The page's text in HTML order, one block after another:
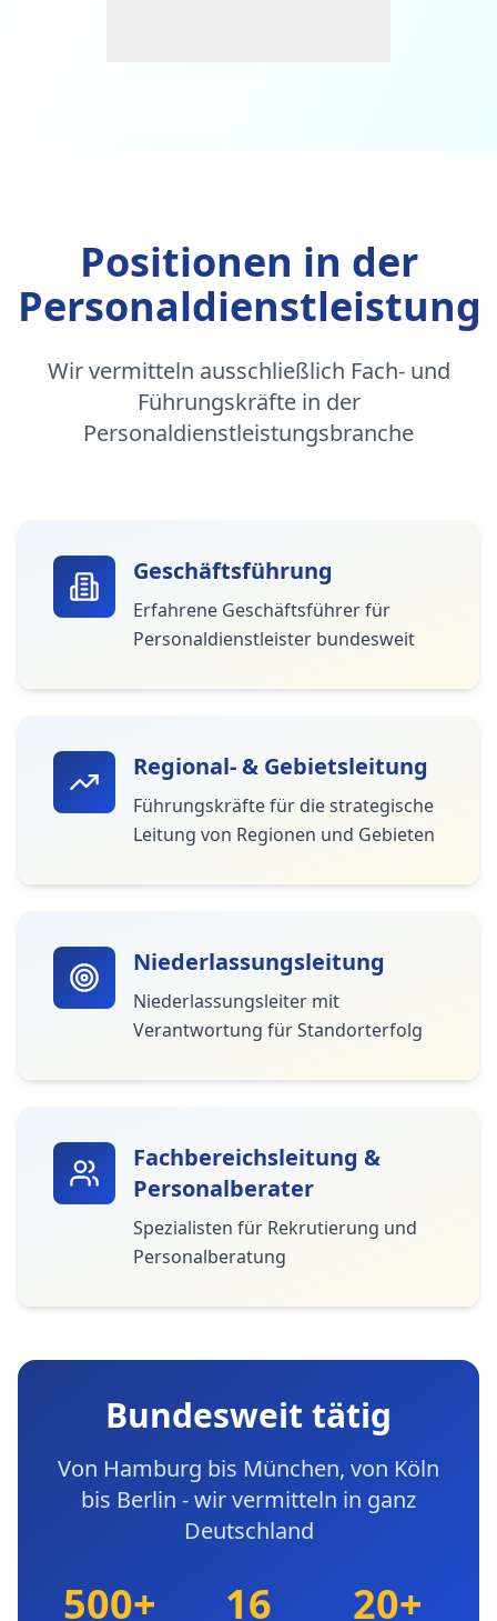
Positionen in der
Personaldienstleistung
Wir vermitteln ausschließlich Fach- und
Führungskräfte in der
Personaldienstleistungsbranche
Geschäftsführung
Erfahrene Geschäftsführer für
Personaldienstleister bundesweit
Regional- & Gebietsleitung
Führungskräfte für die strategische
Leitung von Regionen und Gebieten
Niederlassungsleitung
Niederlassungsleiter mit
Verantwortung für Standorterfolg
Fachbereichsleitung &
Personalberater
Spezialisten für Rekrutierung und
Personalberatung
Bundesweit tätig
Von Hamburg bis München, von Köln
bis Berlin - wir vermitteln in ganz
Deutschland
500+ 16 20+